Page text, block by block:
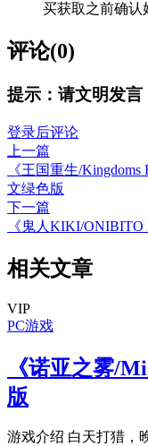
买获取之前确认
评论(0)
提示：请文明发言
登录后评论
上一篇
《王国重生/
文绿色版
下一篇
《鬼人KIKI/
相关文章
VIP
PC游戏
《诺亚之雾/
版
游戏介绍 白天打猎，